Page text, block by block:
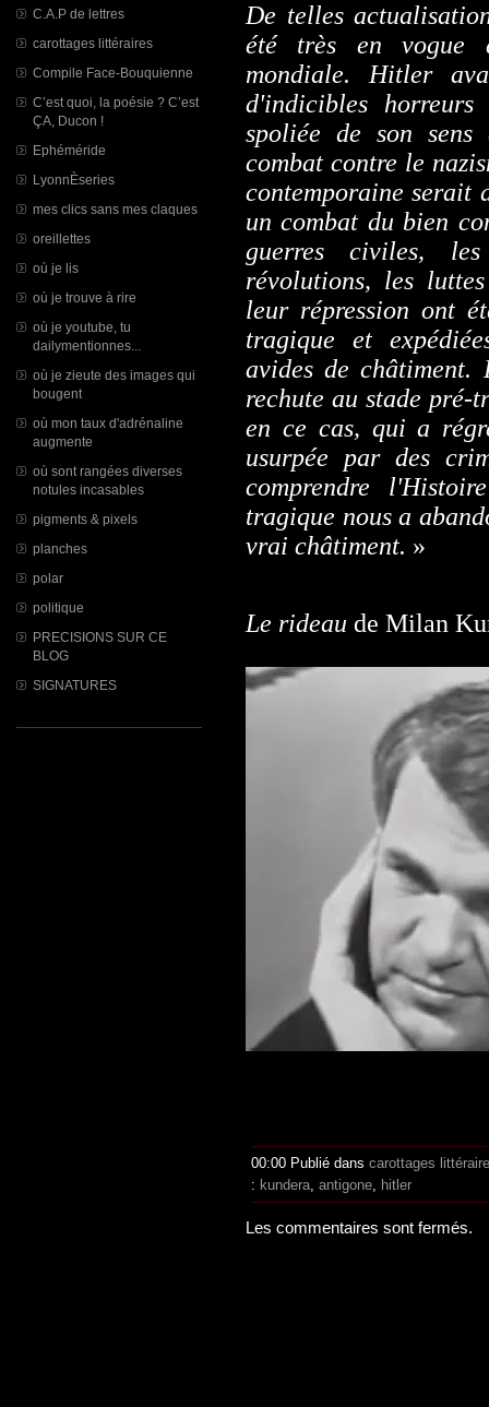
C.A.P de lettres
carottages littéraires
Compile Face-Bouquienne
C’est quoi, la poésie ? C’est
ÇA, Ducon !
Ephéméride
LyonnÈseries
mes clics sans mes claques
oreillettes
où je lis
où je trouve à rire
où je youtube, tu
dailymentionnes...
où je zieute des images qui
bougent
où mon taux d'adrénaline
augmente
où sont rangées diverses
notules incasables
pigments & pixels
planches
polar
politique
PRECISIONS SUR CE
BLOG
SIGNATURES
De telles
été très en vogue
mondiale. Hitler
d'indicibles
spoliée de son
combat contre le
contemporaine serait
un combat du bien
guerres civiles,
révolutions, les
leur répression ont
tragique et
avides de châtiment.
rechute au stade pré-
en ce cas, qui a
usurpée par des
comprendre
tragique nous a
vrai châtiment. »
Le rideau de Milan
00:00 Publié dans carottages
: kundera, antigone, hitler
Les commentaires sont fermés.